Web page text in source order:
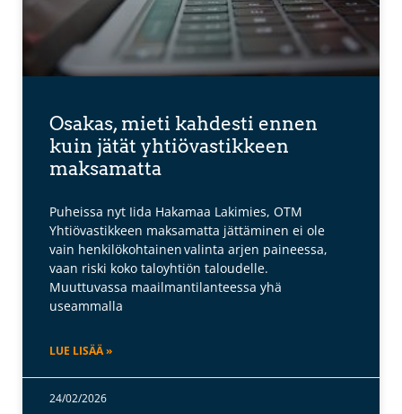
Osakas, mieti kahdesti ennen
kuin jätät yhtiövastikkeen
maksamatta
Puheissa nyt Iida Hakamaa Lakimies, OTM
Yhtiövastikkeen maksamatta jättäminen ei ole
vain henkilökohtainen valinta arjen paineessa,
vaan riski koko taloyhtiön taloudelle.
Muuttuvassa maailmantilanteessa yhä
useammalla
LUE LISÄÄ »
24/02/2026